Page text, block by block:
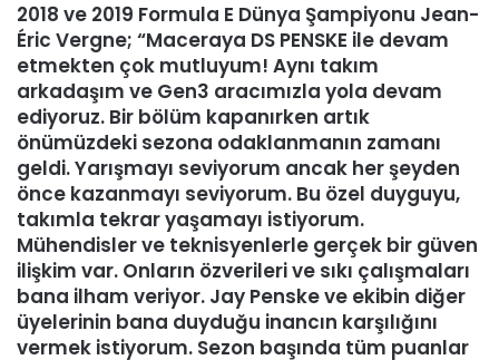
2018 ve 2019 Formula E Dünya Şampiyonu Jean-
Éric Vergne; “Maceraya DS PENSKE ile devam
etmekten çok mutluyum! Aynı takım
arkadaşım ve Gen3 aracımızla yola devam
ediyoruz. Bir bölüm kapanırken artık
önümüzdeki sezona odaklanmanın zamanı
geldi. Yarışmayı seviyorum ancak her şeyden
önce kazanmayı seviyorum. Bu özel duyguyu,
takımla tekrar yaşamayı istiyorum.
Mühendisler ve teknisyenlerle gerçek bir güven
ilişkim var. Onların özverileri ve sıkı çalışmaları
bana ilham veriyor. Jay Penske ve ekibin diğer
üyelerinin bana duyduğu inancın karşılığını
vermek istiyorum. Sezon başında tüm puanlar